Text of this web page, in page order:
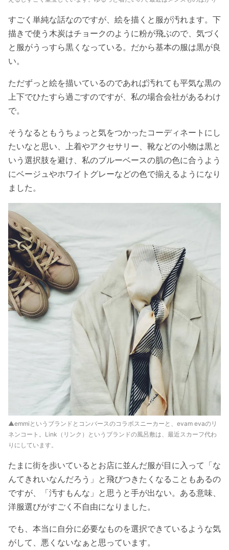
すごく単純な話なのですが、絵を描くと服が汚れます。下
描きで使う木炭はチョークのように粉が飛ぶので、気づく
と服がうっすら黒くなっている。だから基本の服は黒が良
い。
ただずっと絵を描いているのであれば汚れても平気な黒の
上下でひたすら過ごすのですが、私の場合会社があるわけ
で。
そうなるともうちょっと気をつかったコーディネートにし
たいなと思い、上着やアクセサリー、靴などの小物は黒と
いう選択肢を避け、私のブルーベースの肌の色に合うよう
にベージュやホワイトグレーなどの色で揃えるようになり
ました。
▲emmiというブランドとコンバースのコラボスニーカーと、evam evaのリ
ネンコート。Link（リンク）というブランドの風呂敷は、最近スカーフ代わ
りにしています。
たまに街を歩いているとお店に並んだ服が目に入って「な
んてきれいなんだろう」と飛びつきたくなることもあるの
ですが、「汚すもんな」と思うと手が出ない。ある意味、
洋服選びがすごく不自由になりました。
でも、本当に自分に必要なものを選択できているような気
がして、悪くないなぁと思っています。